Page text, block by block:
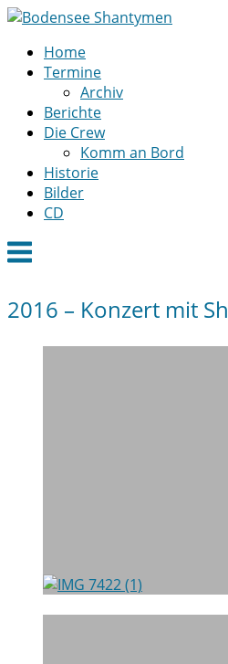
Skip
contentHome
Termine
Archiv
Berichte
Die Crew
Komm an Bord
Historie
Bilder
CD
Menu
2016 – Konzert mit